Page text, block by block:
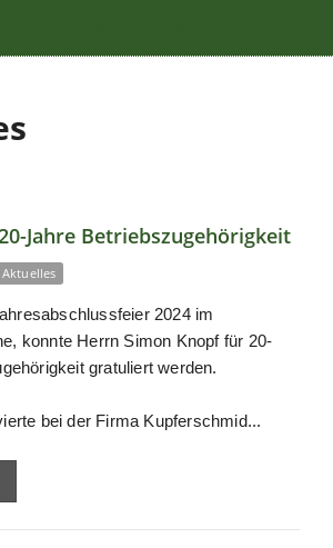
Jahre Betriebszugehörigkeit
Aktuelles
2024 im
konnte Herrn Simon Knopf für 20-
gratuliert werden.
bei der Firma Kupferschmid...